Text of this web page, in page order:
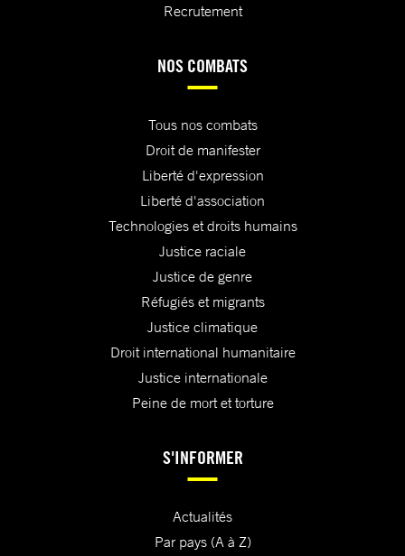
Recrutement
NOS COMBATS
Tous nos combats
Droit de manifester
Liberté d'expression
Liberté d'association
Technologies et droits humains
Justice raciale
Justice de genre
Réfugiés et migrants
Justice climatique
Droit international humanitaire
Justice internationale
Peine de mort et torture
S'INFORMER
Actualités
Par pays (A à Z)